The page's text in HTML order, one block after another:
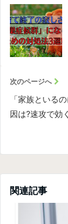
次のページへ
「家族といる
因は?速攻で効
関連記事